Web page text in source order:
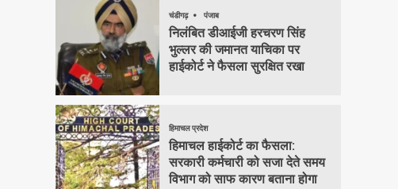
चंडीगढ़ पंजाब
निलंबित डीआईजी हरचरण सिंह
भुल्लर की जमानत याचिका पर
हाईकोर्ट ने फैसला सुरक्षित रखा
हिमाचल प्रदेश
हिमाचल हाईकोर्ट का फैसला:
सरकारी कर्मचारी को सजा देते समय
विभाग को साफ कारण बताना होगा